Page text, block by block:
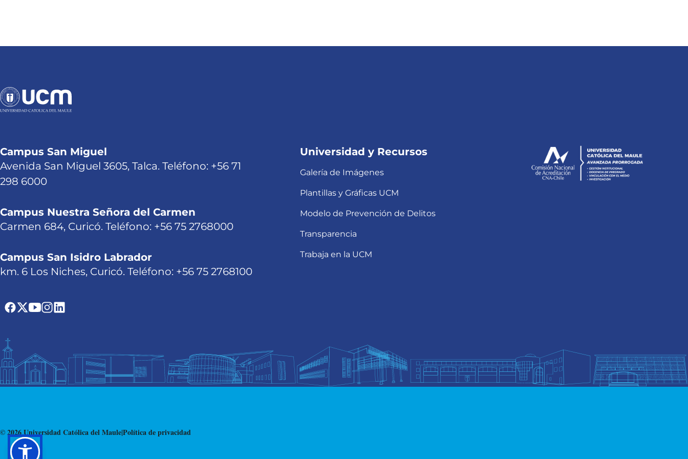
Campus San Miguel
Avenida San Miguel 3605, Talca. Teléfono: +56 71
298 6000
Campus Nuestra Señora del Carmen
Carmen 684, Curicó. Teléfono: +56 75 2768000
Campus San Isidro Labrador
km. 6 Los Niches, Curicó. Teléfono: +56 75 2768100
Universidad y Recursos
Galería de Imágenes
Plantillas y Gráficas UCM
Modelo de Prevención de Delitos
Transparencia
Trabaja en la UCM
© 2026 Universidad Católica del Maule|Política de privacidad